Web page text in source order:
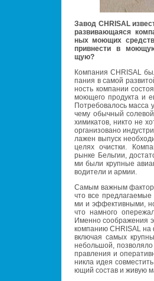
Завод CHRISAL
раз­ви­ва­ю­ща­я­ся
ных мо­ю­щих средств
при­вне­сти в
щую?
Ком­па­ния CHRISAL
па­ния в самой
ность ком­па­нии
мо­ю­ще­го про­дук­та и
По­тре­бо­ва­лось масса
че­му обыч­ный
хи­ми­ка­тов, никто не
ор­га­ни­зо­ва­но
ла­жен вы­пуск
целях очист­ки.
рынке Бель­гии,
ми были круп­ные
во­ди­те­ли и армии.
Самым важ­ным
что все
ми и эф­фек­тив­ны­ми,
что на­мно­го
Имен­но со­об­ра­же­ния
ком­па­нию CHRISAL
вклю­чая самых
неболь­шой,
прав­ле­ния и
ник­ла идея
ю­щий со­став и живую